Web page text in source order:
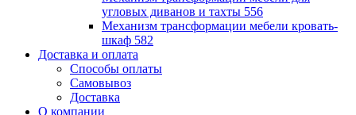
угловых диванов и тахты 556
Механизм трансформации мебели кровать-
шкаф 582
Доставка и оплата
Способы оплаты
Самовывоз
Доставка
О компании